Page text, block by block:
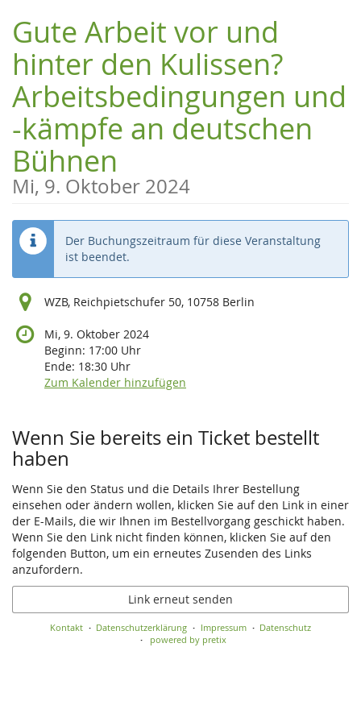
Haupt-
Inhalt
springen
Gute Arbeit vor und
hinter den Kulissen?
Arbeitsbedingungen und
-kämpfe an deutschen
Bühnen
Mi, 9. Oktober 2024
Der Buchungszeitraum für diese Veranstaltung
ist beendet.
WZB, Reichpietschufer 50, 10758 Berlin
Mi, 9. Oktober 2024
Beginn: 17:00 Uhr
Ende: 18:30 Uhr
Zum Kalender hinzufügen
Wenn Sie bereits ein Ticket bestellt
haben
Wenn Sie den Status und die Details Ihrer Bestellung
einsehen oder ändern wollen, klicken Sie auf den Link in einer
der E-Mails, die wir Ihnen im Bestellvorgang geschickt haben.
Wenn Sie den Link nicht finden können, klicken Sie auf den
folgenden Button, um ein erneutes Zusenden des Links
anzufordern.
Link erneut senden
Kontakt Datenschutzerklärung Impressum
Datenschutz
powered by pretix